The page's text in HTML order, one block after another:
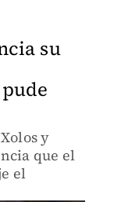
su
y
que el
el